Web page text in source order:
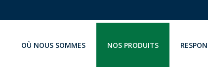
OÙ NOUS SOMMES NOS PRODUITS